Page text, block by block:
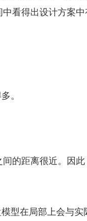
看得出设计方案
。
的距离很近。因
型在局部上会与实